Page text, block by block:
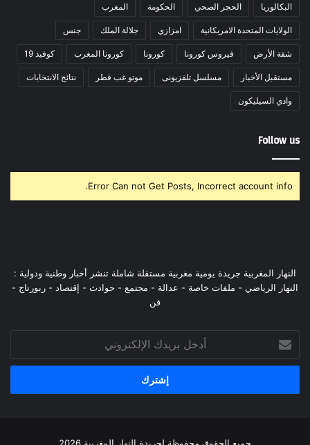
البكالوريا الحجر الصحي الحكومة المغرب
الولايات المتحدة الامريكانية امزازي جلالة الملك جنس
شقة الأرض فيروس كورونا كورونا كورونا المغرب كوفيد 19
مستقبل الأخبار مسلسل تلفزيونى موتو غب قطر نتائج الانتخابات
وادي السيليكون
Follow us
Error Can not Get Posts, Incorrect account info.
النهار المغربية جريدة يومية مغربية مستقلة شاملة تنشر أخبار وطنية ودولية :
النهار الرياضي - ملفات خاصة - عدالة - مجتمع - حوادث - إقتصاد - ربورتاج -
فن
بريدك
الإلكتروني